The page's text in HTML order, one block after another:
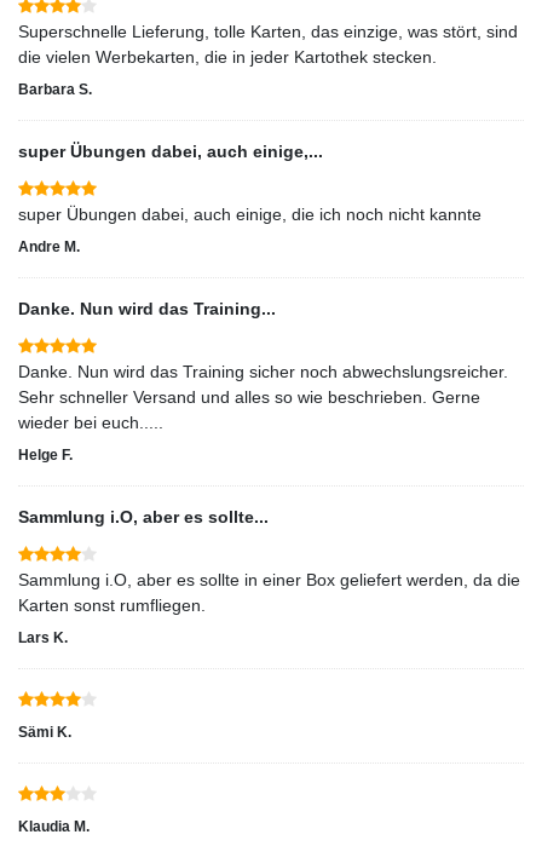
Superschnelle Lieferung, tolle Karten, das einzige, was stört, sind
die vielen Werbekarten, die in jeder Kartothek stecken.
Barbara S.
super Übungen dabei, auch einige,...
Andre M.
Danke. Nun wird das Training...
Danke. Nun wird das Training sicher noch abwechslungsreicher.
Sehr schneller Versand und alles so wie beschrieben. Gerne
wieder bei euch.....
Helge F.
Sammlung i.O, aber es sollte...
Sammlung i.O, aber es sollte in einer Box geliefert werden, da die
Karten sonst rumfliegen.
Lars K.
Sämi K.
Klaudia M.